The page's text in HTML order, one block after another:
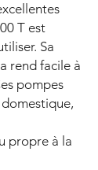
T est
Sa
rend facile à
pompes
propre à la